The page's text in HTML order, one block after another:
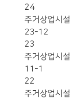
24
주거상업시설
23-12
23
주거상업시설
11-1
22
주거상업시설